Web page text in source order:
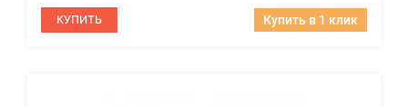
КУПИТЬ Купить в 1 клик